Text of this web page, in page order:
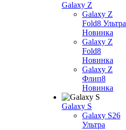
Galaxy Z
Galaxy Z
Fold8 Ультра
Новинка
Galaxy Z
Fold8
Новинка
Galaxy Z
Флип8
Новинка
Galaxy S
Galaxy S26
Ультра